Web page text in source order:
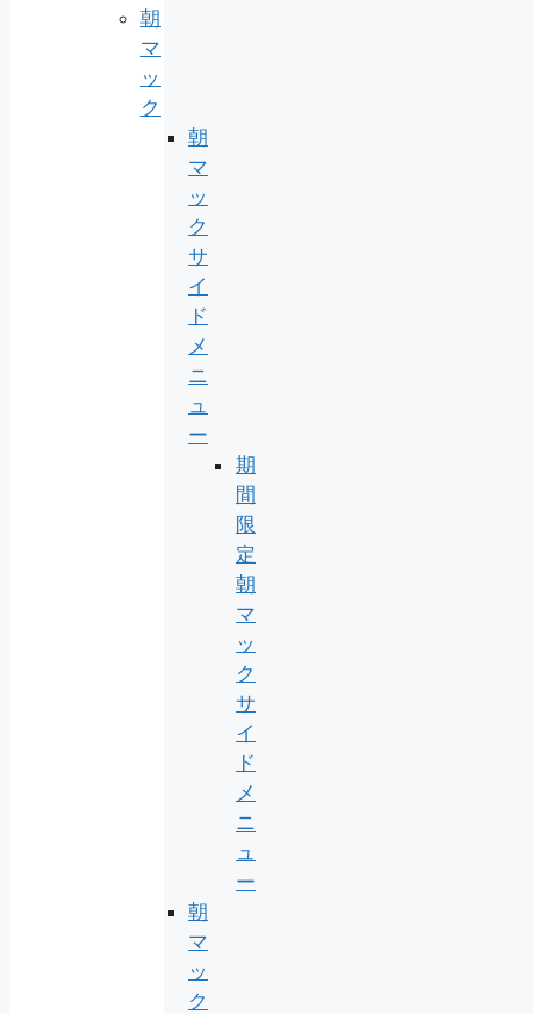
朝
マ
ッ
ク
朝
マ
ッ
ク
サ
イ
ド
メ
ニ
ュ
ー
期
間
限
定
朝
マ
ッ
ク
サ
イ
ド
メ
ニ
ュ
ー
朝
マ
ッ
ク